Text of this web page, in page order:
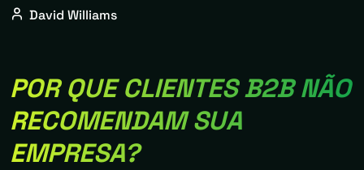
David Williams
POR QUE CLIENTES B2B NÃO
RECOMENDAM SUA
EMPRESA?